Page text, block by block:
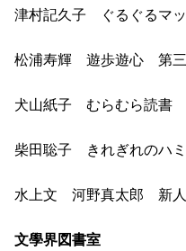
津村記久子 ぐるぐるマ
松浦寿輝 遊歩遊心 第三
犬山紙子 むらむら読書
柴田聡子 きれぎれのハ
水上文 河野真太郎 新人
文學界図書室